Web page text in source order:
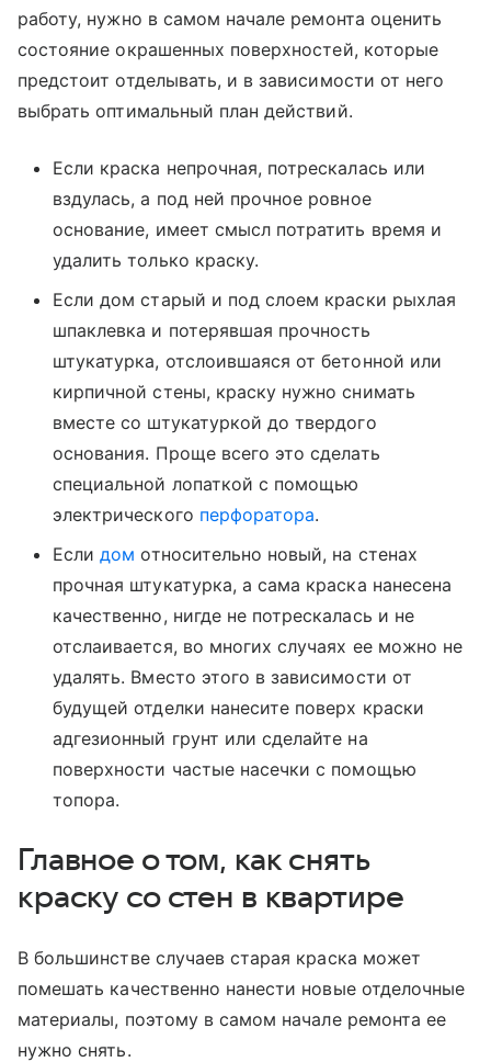
работу, нужно в самом начале ремонта оценить
состояние окрашенных поверхностей, которые
предстоит отделывать, и в зависимости от него
выбрать оптимальный план действий.
Если краска непрочная, потрескалась или
вздулась, а под ней прочное ровное
основание, имеет смысл потратить время и
удалить только краску.
Если дом старый и под слоем краски рыхлая
шпаклевка и потерявшая прочность
штукатурка, отслоившаяся от бетонной или
кирпичной стены, краску нужно снимать
вместе со штукатуркой до твердого
основания. Проще всего это сделать
специальной лопаткой с помощью
электрического перфоратора.
Еслидом относительно новый, на стенах
прочная штукатурка, а сама краска нанесена
качественно, нигде не потрескалась и не
отслаивается, во многих случаях ее можно не
удалять. Вместо этого в зависимости от
будущей отделки нанесите поверх краски
адгезионный грунт или сделайте на
поверхности частые насечки с помощью
топора.
Главное о том, как снять
краску со стен в квартире
В большинстве случаев старая краска может
помешать качественно нанести новые отделочные
материалы, поэтому в самом начале ремонта ее
нужно снять.